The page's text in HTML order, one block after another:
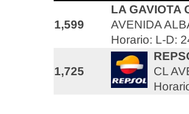
1,599
LA GAVIOTA
AVENIDA
Horario: L-D:
1,725
CL